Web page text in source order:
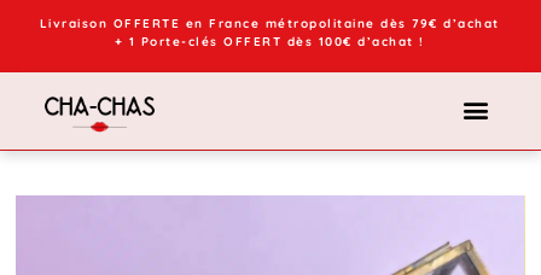
Livraison OFFERTE en France métropolitaine dès 79€ d’achat
+ 1 Porte-clés OFFERT dès 100€ d’achat !